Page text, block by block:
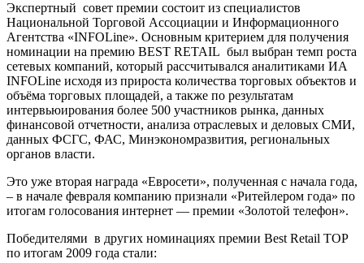
Экспертный совет премии состоит из специалистов
Национальной Торговой Ассоциации и Информационного
Агентства «INFOLine». Основным критерием для получения
номинации на премию BEST RETAIL был выбран темп роста
сетевых компаний, который рассчитывался аналитиками ИА
INFOLine исходя из прироста количества торговых объектов и
объёма торговых площадей, а также по результатам
интервьюирования более 500 участников рынка, данных
финансовой отчетности, анализа отраслевых и деловых СМИ,
данных ФСГС, ФАС, Минэкономразвития, региональных
органов власти.
Это уже вторая награда «Евросети», полученная с начала года,
– в начале февраля компанию признали «Ритейлером года» по
итогам голосования интернет — премии «Золотой телефон».
Победителями в других номинациях премии Best Retail TOP
по итогам 2009 года стали: